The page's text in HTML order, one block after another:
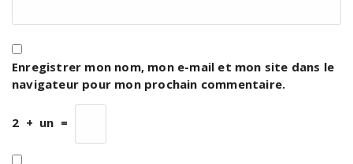
Enregistrer mon nom, mon e-mail et mon site dans le
navigateur pour mon prochain commentaire.
2 + un =